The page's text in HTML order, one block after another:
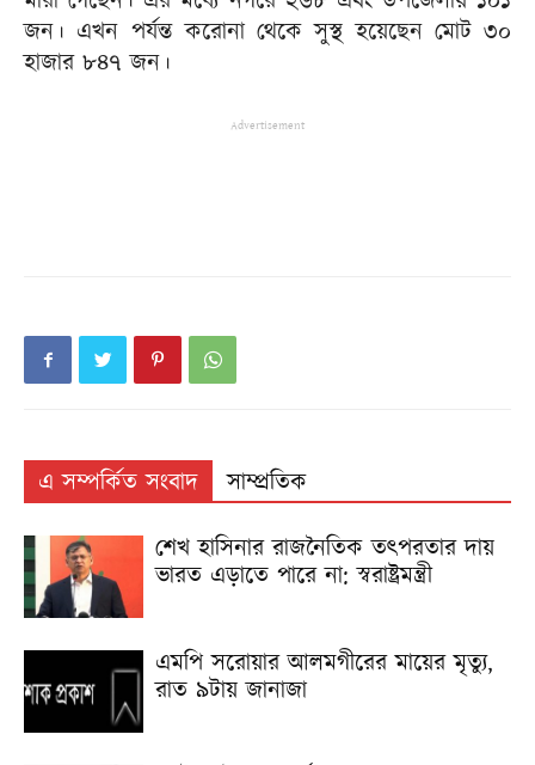
জন। এখন পর্যন্ত করোনা থেকে সুস্থ হয়েছেন মোট ৩০
হাজার ৮৪৭ জন।
Advertisement
এ সম্পর্কিত সংবাদ
সাম্প্রতিক
শেখ হাসিনার রাজনৈতিক তৎপরতার দায়
ভারত এড়াতে পারে না: স্বরাষ্ট্রমন্ত্রী
এমপি সরোয়ার আলমগীরের মায়ের মৃত্যু,
রাত ৯টায় জানাজা